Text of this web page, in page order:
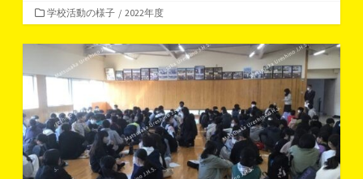
カ
テ
ゴ
ー
学校活動の様子 / 2022年度